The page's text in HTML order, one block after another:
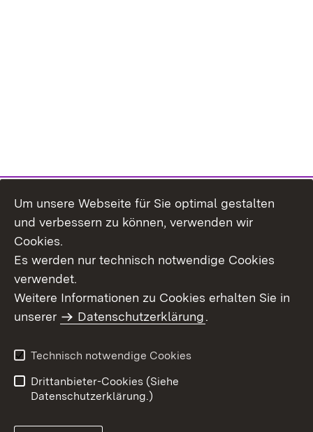
Themenübersicht
Barrierefreiheit
Um unsere Webseite für Sie optimal gestalten
und verbessern zu können, verwenden wir
Cookies.
Es werden nur technisch notwendige Cookies
verwendet.
Weitere Informationen zu Cookies erhalten Sie in
unserer
Datenschutzerklärung.
Technisch notwendige Cookies
Drittanbieter-Cookies (Siehe
Datenschutzerklärung.)